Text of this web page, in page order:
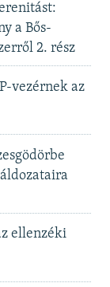
a Bős-
2. rész
vezérnek az
ellenzéki